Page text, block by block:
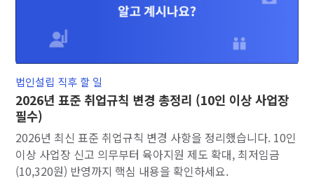
2026년 표준 취업규칙 변경 총정리 (10인 이상 사업장
필수)
2026년 최신 표준 취업규칙 변경 사항을 정리했습니다. 10인
이상 사업장 신고 의무부터 육아지원 제도 확대, 최저임금
(10,320원) 반영까지 핵심 내용을 확인하세요.
법인설립 직후 할 일